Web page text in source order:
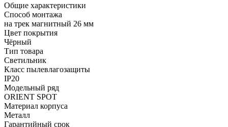
Общие характеристики
Способ монтажа
на трек магнитный 26 мм
Цвет покрытия
Чёрный
Тип товара
Светильник
Класс пылевлагозащиты
IP20
Модельный ряд
ORIENT SPOT
Материал корпуса
Металл
Гарантийный срок